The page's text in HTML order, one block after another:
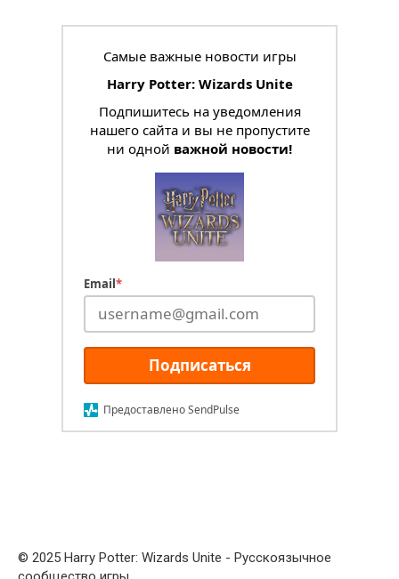
Самые важные новости игры
Harry Potter: Wizards Unite
Подпишитесь на уведомления
нашего сайта и вы не пропустите
ни одной важной новости!
Email *
Подписаться
Предоставлено SendPulse
© 2025 Harry Potter: Wizards Unite - Русскоязычное